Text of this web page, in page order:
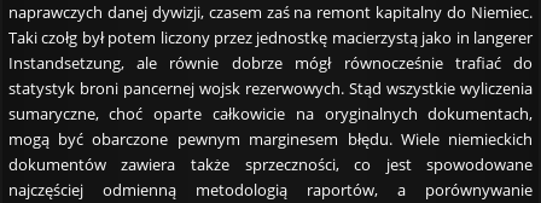
naprawczych danej dywizji, czasem zaś na remont kapitalny do Niemiec.
Taki czołg był potem liczony przez jednostkę macierzystą jako in langerer
Instandsetzung, ale równie dobrze mógł równocześnie trafiać do
statystyk broni pancernej wojsk rezerwowych. Stąd wszystkie wyliczenia
sumaryczne, choć oparte całkowicie na oryginalnych dokumentach,
mogą być obarczone pewnym marginesem błędu. Wiele niemieckich
dokumentów zawiera także sprzeczności, co jest spowodowane
najczęściej odmienną metodologią raportów, a porównywanie